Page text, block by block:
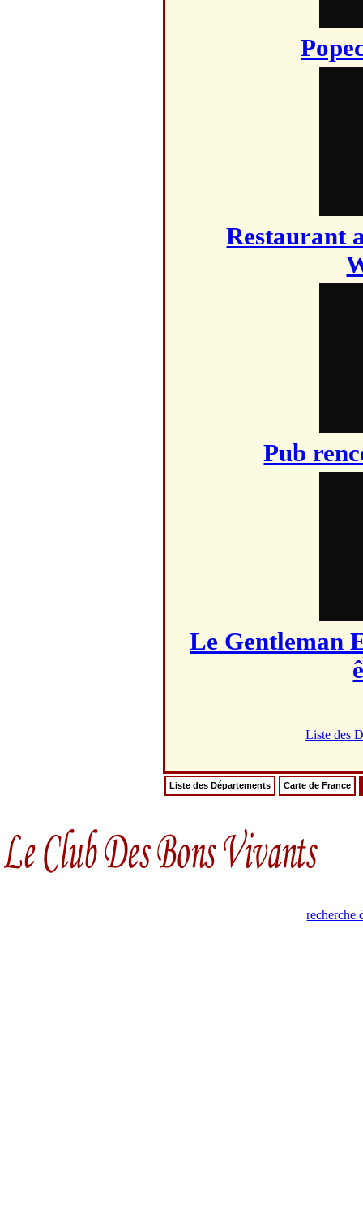
Restaurant
Pub
Le Gentleman
Liste des
Liste des Départements Carte de France
recherche